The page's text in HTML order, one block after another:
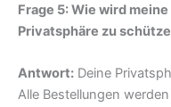
Frage 5: Wie wird
Privatsphäre zu
Antwort: Deine
Alle Bestellungen